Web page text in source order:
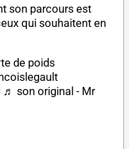
son parcours est
qui souhaitent en
de poids
♬ son original - Mr